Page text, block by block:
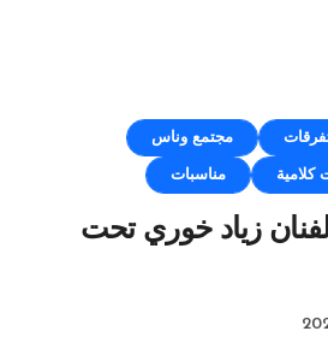
مجتمع وناس
مناسبات
زياد خوري تحت